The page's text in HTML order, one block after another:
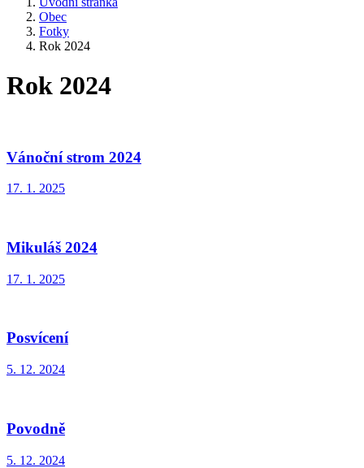
Obec
Fotky
Rok 2024
Rok 2024
Vánoční strom 2024
17. 1. 2025
Mikuláš 2024
17. 1. 2025
Posvícení
5. 12. 2024
Povodně
5. 12. 2024